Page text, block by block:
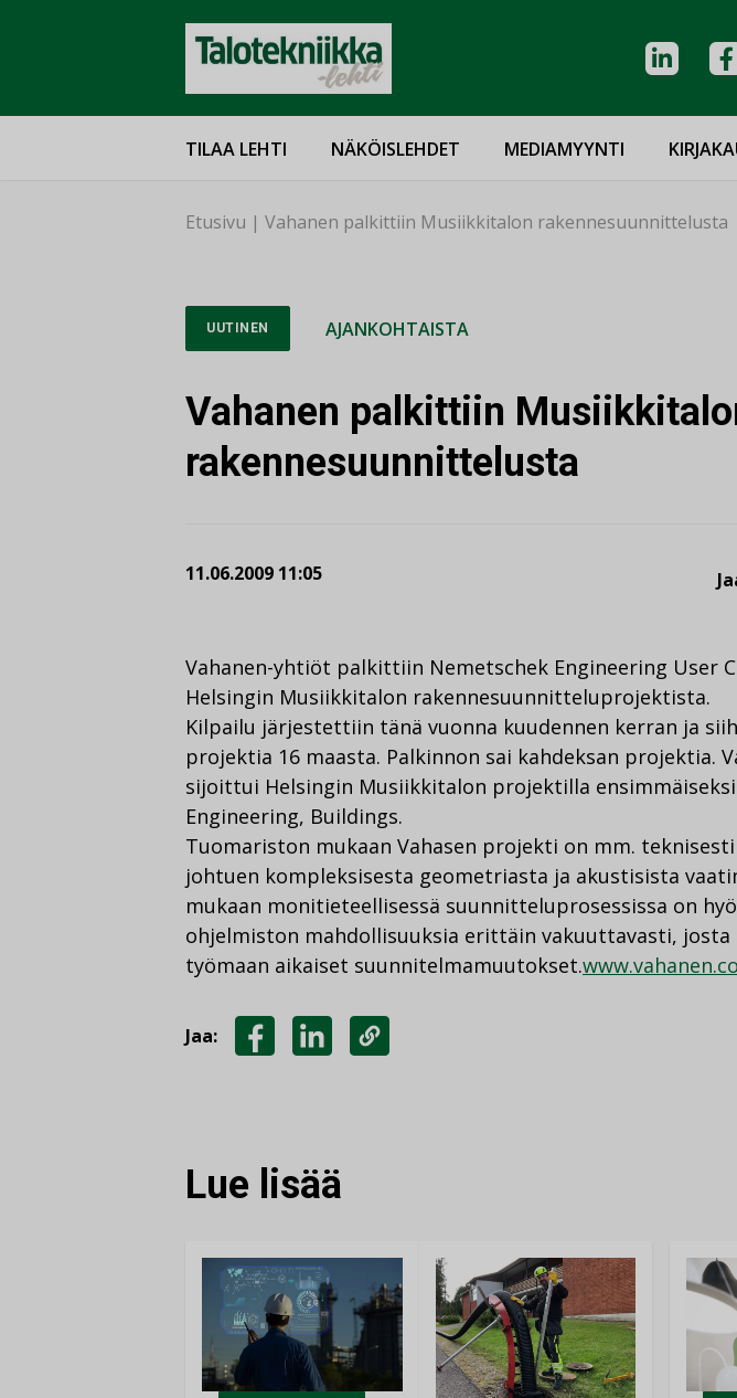
TILAA LEHTI NÄKÖISLEHDET MEDIAMYYNTI
Etusivu | Vahanen palkittiin Musiikkitalon rakennesuunnittelusta
UUTINEN AJANKOHTAISTA
Vahanen palkittiin
rakennesuunnittelusta
11.06.2009 11:05
Vahanen-yhtiöt palkittiin Nemetschek Engineering User
Helsingin Musiikkitalon rakennesuunnitteluprojektista.
Kilpailu järjestettiin tänä vuonna kuudennen kerran ja
projektia 16 maasta. Palkinnon sai kahdeksan projektia.
sijoittui Helsingin Musiikkitalon projektilla ensimmäiseksi
Engineering, Buildings.
Tuomariston mukaan Vahasen projekti on mm.
johtuen kompleksisesta geometriasta ja akustisista
mukaan monitieteellisessä suunnitteluprosessissa on
ohjelmiston mahdollisuuksia erittäin vakuuttavasti, josta
työmaan aikaiset suunnitelmamuutokset.
Jaa:
Lue lisää